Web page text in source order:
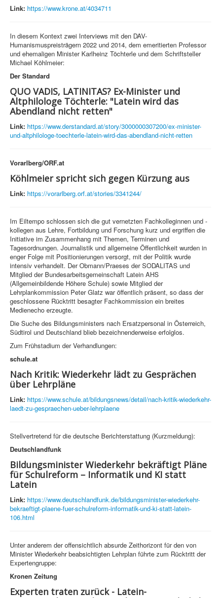
Link: https://www.krone.at/4034711
In diesem Kontext zwei Interviews mit den DAV-
Humanismuspreisträgern 2022 und 2014, dem emeritierten Professor
und ehemaligen Minister Karlheinz Töchterle und dem Schriftsteller
Michael Köhlmeier:
Der Standard
QUO VADIS, LATINITAS? Ex-Minister und
Altphilologe Töchterle: "Latein wird das
Abendland nicht retten"
Link: https://www.derstandard.at/story/3000000307200/ex-minister-
und-altphilologe-toechterle-latein-wird-das-abendland-nicht-retten
Vorarlberg/ORF.at
Köhlmeier spricht sich gegen Kürzung aus
Link: https://vorarlberg.orf.at/stories/3341244/
Im Eiltempo schlossen sich die gut vernetzten Fachkolleginnen und -
kollegen aus Lehre, Fortbildung und Forschung kurz und ergriffen die
Initiative im Zusammenhang mit Themen, Terminen und
Tagesordnungen. Journalistik und allgemeine Öffentlichkeit wurden in
enger Folge mit Positionierungen versorgt, mit der Politik wurde
intensiv verhandelt. Der Obmann/Praeses der SODALITAS und
Mitglied der Bundesarbeitsgemeinschaft Latein AHS
(Allgemeinbildende Höhere Schule) sowie Mitglied der
Lehrplankommission Peter Glatz war öffentlich präsent, so dass der
geschlossene Rücktritt besagter Fachkommission ein breites
Medienecho erzeugte.
Die Suche des Bildungsministers nach Ersatzpersonal in Österreich,
Südtirol und Deutschland blieb bezeichnenderweise erfolglos.
Zum Frühstadium der Verhandlungen:
schule.at
Nach Kritik: Wiederkehr lädt zu Gesprächen
über Lehrpläne
Link: https://www.schule.at/bildungsnews/detail/nach-kritik-wiederkehr-
laedt-zu-gespraechen-ueber-lehrplaene
Stellvertretend für die deutsche Berichterstattung (Kurzmeldung):
Deutschlandfunk
Bildungsminister Wiederkehr bekräftigt Pläne
für Schulreform – Informatik und KI statt
Latein
Link: https://www.deutschlandfunk.de/bildungsminister-wiederkehr-
bekraeftigt-plaene-fuer-schulreform-informatik-und-ki-statt-latein-
106.html
Unter anderem der offensichtlich absurde Zeithorizont für den von
Minister Wiederkehr beabsichtigten Lehrplan führte zum Rücktritt der
Expertengruppe:
Kronen Zeitung
Experten traten zurück - Latein-